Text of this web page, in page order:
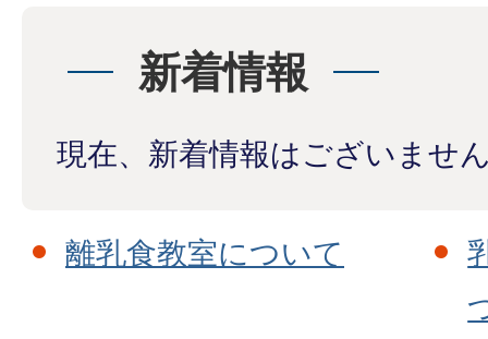
新着情報
現在、新着情報はございませ
離乳食教室について